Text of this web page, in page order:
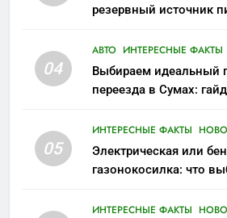
резервный источник
04
АВТО ИНТЕРЕСНЫЕ ФАКТЫ
Выбираем идеальный
переезда в Сумах:
05
ИНТЕРЕСНЫЕ ФАКТЫ
Электрическая или
газонокосилка: что
ИНТЕРЕСНЫЕ ФАКТЫ